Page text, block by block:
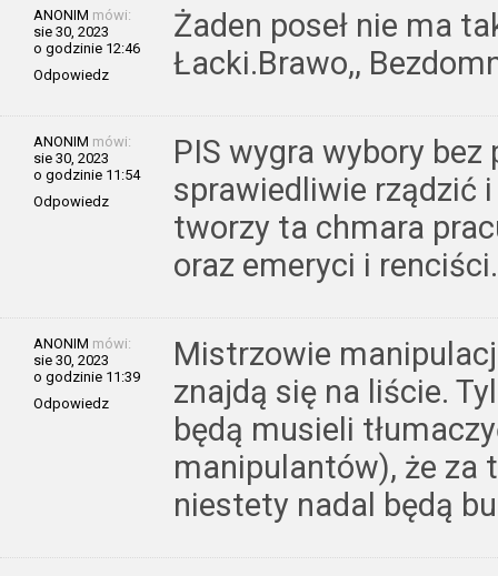
ANONIM mówi:
sie 30, 2023
o godzinie 12:46
Odpowiedz
Żaden poseł nie ma
Łacki.Brawo,,
ANONIM mówi:
sie 30, 2023
o godzinie 11:54
Odpowiedz
PIS wygra wybory
sprawiedliwie rządzić
tworzy ta chmara
oraz emeryci i renciści.
ANONIM mówi:
sie 30, 2023
o godzinie 11:39
Odpowiedz
Mistrzowie
znajdą się na liście.
będą musieli
manipulantów), że za
niestety nadal będą